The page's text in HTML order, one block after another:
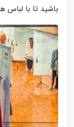
باشید تا با